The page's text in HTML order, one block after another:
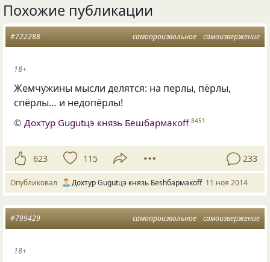
Похожие публикации
самопроизвольное самоизвержение
#722288
18+
Жемчужины мысли делятся: на перлы, пёрлы,
спёрлы… и недопёрлы!
© Дохтур Gugutцэ князь Бешбармакоff 8451
623 115 233
Опубликовал Дохтур Gugutцэ князь Беshбармакоff 11 ноя 2014
самопроизвольное самоизвержение
#799429
18+